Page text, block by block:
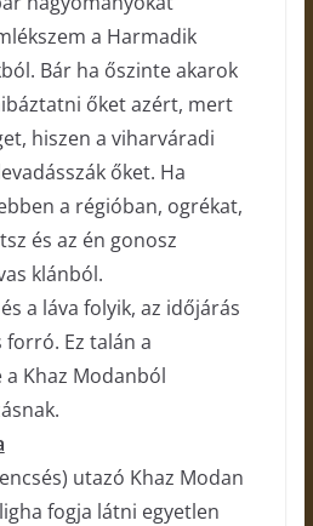
a Harmadik
Bár ha őszinte akarok
őket azért, mert
hiszen a viharváradi
őket. Ha
a régióban, ogrékat,
és az én gonosz
klánból.
a láva folyik, az időjárás
Ez talán a
Khaz Modanból
utazó Khaz Modan
fogja látni egyetlen